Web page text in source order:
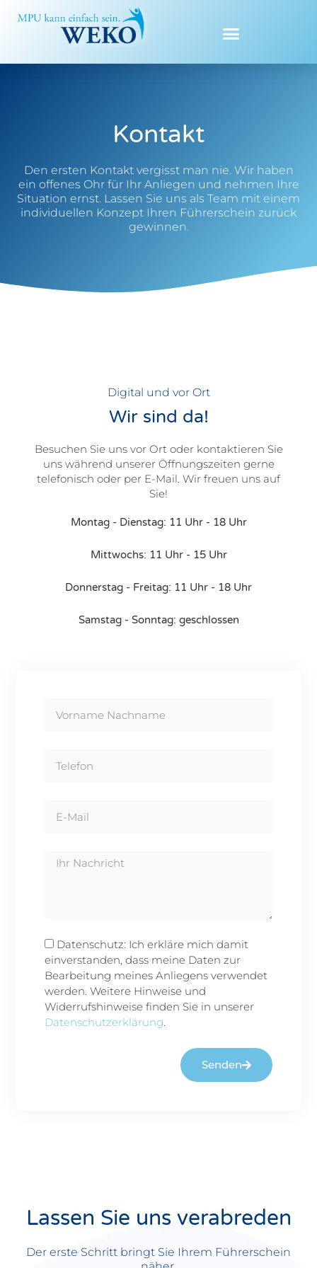
Inhalt
Kontakt
Den ersten Kontakt vergisst man nie. Wir haben
ein offenes Ohr für Ihr Anliegen und nehmen Ihre
Situation ernst. Lassen Sie uns als Team mit einem
individuellen Konzept Ihren Führerschein zurück
gewinnen.
Name
Write
Datenschutz
Datenschutz: Ich erkläre mich damit
einverstanden, dass meine Daten zur
Bearbeitung meines Anliegens verwendet
werden. Weitere Hinweise und
Widerrufshinweise finden Sie in unserer
Datenschutzerklärung.
Senden
Digital und vor Ort
Wir sind da!
Besuchen Sie uns vor Ort oder kontaktieren Sie
uns während unserer Öffnungszeiten gerne
telefonisch oder per E-Mail. Wir freuen uns auf
Sie!
Montag - Dienstag: 11 Uhr - 18 Uhr
Mittwochs: 11 Uhr - 15 Uhr
Donnerstag - Freitag: 11 Uhr - 18 Uhr
Samstag - Sonntag: geschlossen
Lassen Sie uns verabreden
Der erste Schritt bringt Sie Ihrem Führerschein